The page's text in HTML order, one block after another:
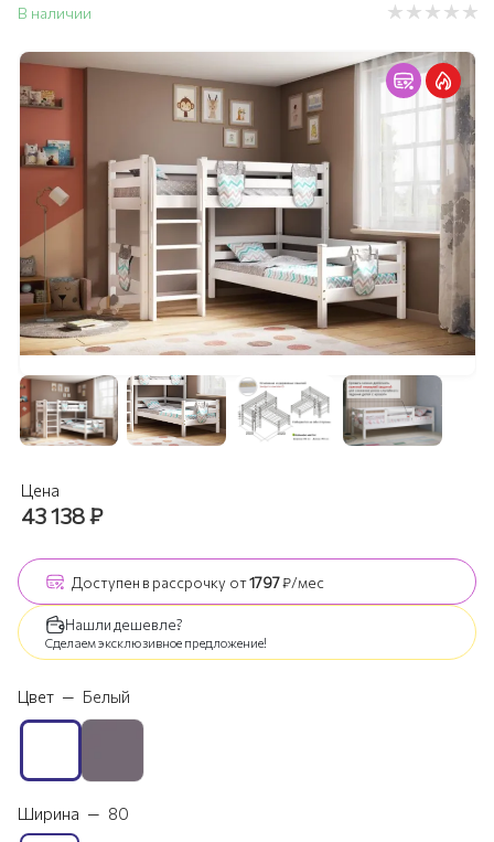
В наличии
Цена
43 138₽
Доступен в рассрочку от1797₽/мес
Нашли дешевле?
Сделаем эксклюзивное предложение!
Цвет — Белый
Ширина — 80